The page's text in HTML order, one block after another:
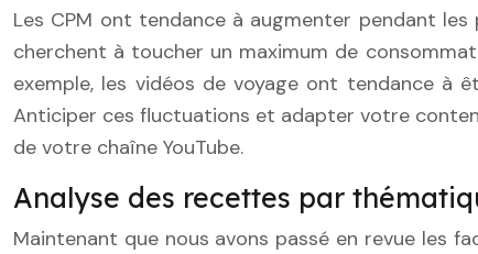
Les CPM ont tendance à augmenter pendant
cherchent à toucher un maximum de
exemple, les vidéos de voyage ont tendance à
Anticiper ces fluctuations et adapter votre
de votre chaîne YouTube.
Analyse des recettes par
Maintenant que nous avons passé en revue les